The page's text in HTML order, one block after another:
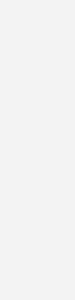
Solarstrom
gegenüber
einige Details
gebaut. In
die mit lokalen
neue